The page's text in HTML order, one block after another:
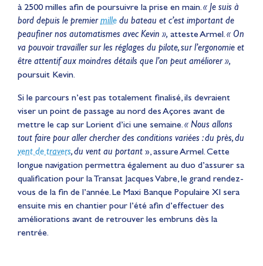
à 2500 milles afin de poursuivre la prise en main.« Je suis à
bord depuis le premiermille du bateau et c’est important de
peaufiner nos automatismes avec Kevin », atteste Armel.« On
va pouvoir travailler sur les réglages du pilote, sur l’ergonomie et
être attentif aux moindres détails que l’on peut améliorer »,
poursuit Kevin.
Si le parcours n’est pas totalement finalisé, ils devraient
viser un point de passage au nord des Açores avant de
mettre le cap sur Lorient d’ici une semaine.« Nous allons
tout faire pour aller chercher des conditions variées : du près, du
vent de travers, du vent au portant », assure Armel. Cette
longue navigation permettra également au duo d’assurer sa
qualification pour la Transat Jacques Vabre, le grand rendez-
vous de la fin de l’année. Le Maxi Banque Populaire XI sera
ensuite mis en chantier pour l’été afin d’effectuer des
améliorations avant de retrouver les embruns dès la
rentrée.